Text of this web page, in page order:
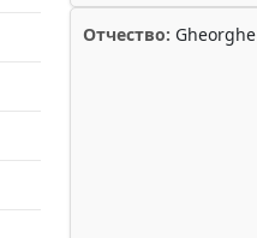
Отчество: Gheorghe